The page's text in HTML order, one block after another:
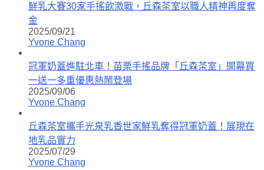
鮮乳大賽30家手搖飲激戰，丘森茶室以職人精神再度奪
金
2025/09/21
Yvone Chang
冠軍奶蓋進駐北車！苗栗手搖品牌「丘森茶室」開幕買
一送一多重優惠熱鬧登場
2025/09/06
Yvone Chang
丘森茶室攜手光泉乳香世家鮮乳奪得冠軍奶蓋！展現在
地乳品實力
2025/07/29
Yvone Chang